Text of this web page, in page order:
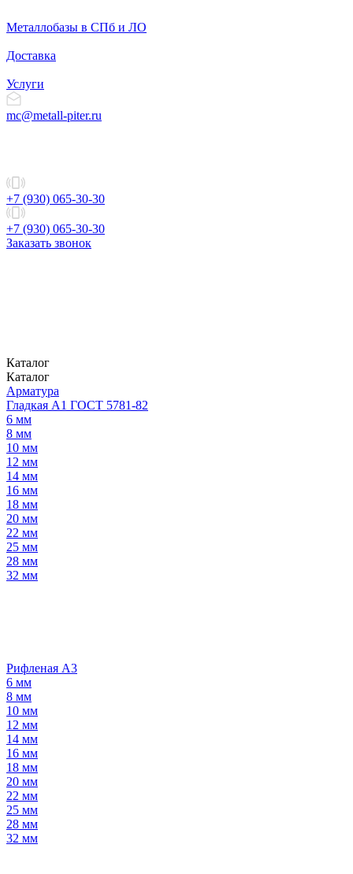
Металлобазы в СПб и ЛО
Доставка
Услуги
mc@metall-piter.ru
+7 (930) 065-30-30
+7 (930) 065-30-30
Заказать звонок
Каталог
Каталог
Арматура
Гладкая А1 ГОСТ 5781-82
6 мм
8 мм
10 мм
12 мм
14 мм
16 мм
18 мм
20 мм
22 мм
25 мм
28 мм
32 мм
Рифленая А3
6 мм
8 мм
10 мм
12 мм
14 мм
16 мм
18 мм
20 мм
22 мм
25 мм
28 мм
32 мм